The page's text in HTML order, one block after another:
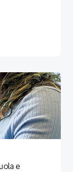
e